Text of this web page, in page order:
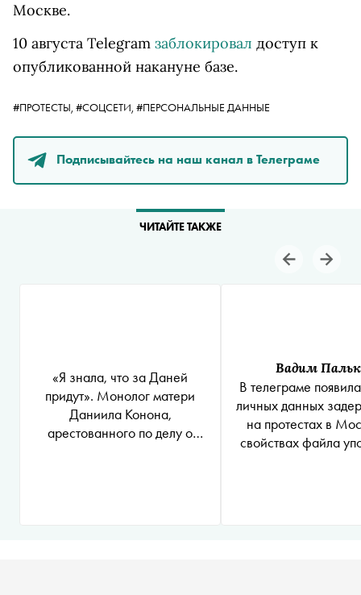
Москве.
10 августа Telegram заблокировал доступ к
опубликованной накануне базе.
#ПРОТЕСТЫ, #СОЦСЕТИ, #ПЕРСОНАЛЬНЫЕ ДАННЫЕ
Подписывайтесь на наш канал в Телеграме
ЧИТАЙТЕ ТАКЖЕ
«Я знала, что за Даней
придут». Монолог матери
Даниила Конона,
арестованного по делу о
Вадим
В телеграме
личных данных
на протестах в
свойствах файла